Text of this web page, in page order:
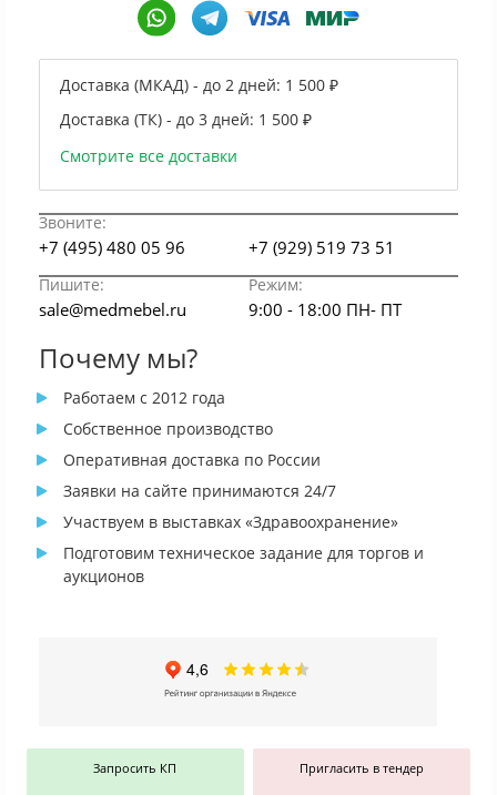
Доставка (МКАД) - до 2 дней: 1 500 ₽
Доставка (ТК) - до 3 дней: 1 500 ₽
Смотрите все доставки
Звоните:
+7 (495) 480 05 96 +7 (929) 519 73 51
Пишите: Режим:
sale@medmebel.ru 9:00 - 18:00 ПН- ПТ
Почему мы?
Работаем с 2012 года
Собственное производство
Оперативная доставка по России
Заявки на сайте принимаются 24/7
Участвуем в выставках «Здравоохранение»
Подготовим техническое задание для торгов и
аукционов
Запросить КП Пригласить в тендер